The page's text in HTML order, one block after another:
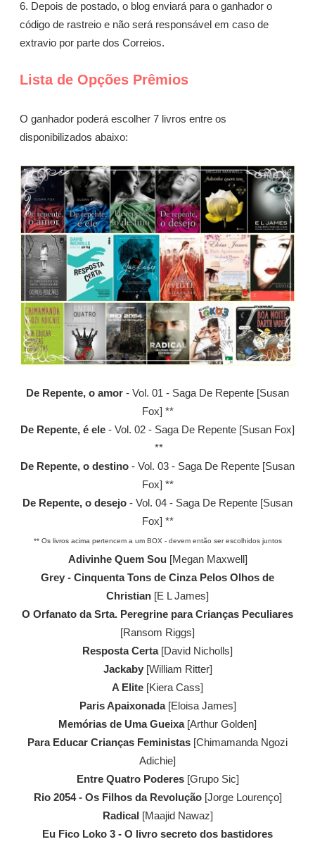
6. Depois de postado, o blog enviará para o ganhador o
código de rastreio e não será responsável em caso de
extravio por parte dos Correios.
Lista de Opções Prêmios
O ganhador poderá escolher 7 livros entre os
disponibilizados abaixo:
De Repente, o amor - Vol. 01 - Saga De Repente [Susan
Fox] **
De Repente, é ele - Vol. 02 - Saga De Repente [Susan Fox]
**
De Repente, o destino - Vol. 03 - Saga De Repente [Susan
Fox] **
De Repente, o desejo - Vol. 04 - Saga De Repente [Susan
Fox] **
** Os livros acima pertencem a um BOX - devem então ser escolhidos juntos
Adivinhe Quem Sou[Megan Maxwell]
Grey - Cinquenta Tons de Cinza Pelos Olhos de
Christian [E L James]
O Orfanato da Srta. Peregrine para Crianças Peculiares
[Ransom Riggs]
Resposta Certa[David Nicholls]
Jackaby [William Ritter]
A Elite [Kiera Cass]
Paris Apaixonada[Eloisa James]
Memórias de Uma Gueixa[Arthur Golden]
Para Educar Crianças Feministas [Chimamanda Ngozi
Adichie]
Entre Quatro Poderes[Grupo Sic]
Rio 2054 - Os Filhos da Revolução[Jorge Lourenço]
Radical [Maajid Nawaz]
Eu Fico Loko 3 - O livro secreto dos bastidores